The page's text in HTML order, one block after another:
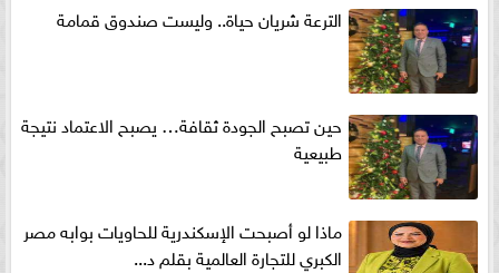
الترعة شريان حياة.. وليست صندوق قمامة
حين تصبح الجودة ثقافة… يصبح الاعتماد نتيجة
طبيعية
ماذا لو أصبحت الإسكندرية للحاويات بوابه مصر
الكبري للتجارة العالمية بقلم د...